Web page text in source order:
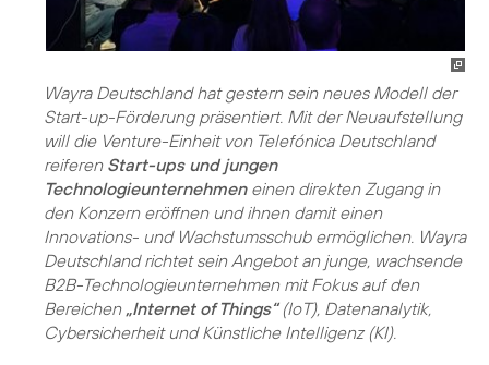
Wayra Deutschland hat gestern sein neues Modell der
Start-up-Förderung präsentiert. Mit der Neuaufstellung
will die Venture-Einheit von Telefónica Deutschland
reiferen Start-ups und jungen
Technologieunternehmeneinen direkten Zugang in
den Konzern eröffnen und ihnen damit einen
Innovations- und Wachstumsschub ermöglichen. Wayra
Deutschland richtet sein Angebot an junge, wachsende
B2B-Technologieunternehmen mit Fokus auf den
Bereichen „Internet of Things“(IoT), Datenanalytik,
Cybersicherheit und Künstliche Intelligenz (KI).